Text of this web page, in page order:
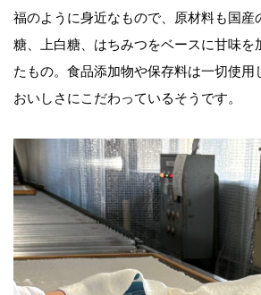
福のように身近なもので、原材料も国産
糖、上白糖、はちみつをベースに甘味を
たもの。食品添加物や保存料は一切使用
おいしさにこだわっているそうです。